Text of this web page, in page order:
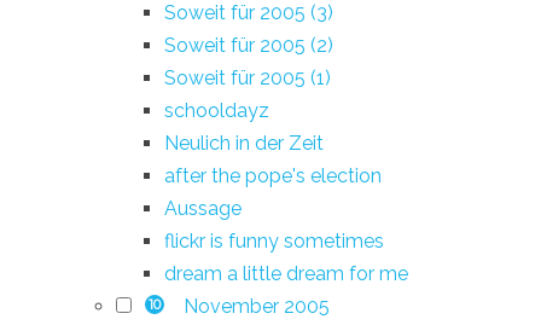
Soweit für 2005 (3)
Soweit für 2005 (2)
Soweit für 2005 (1)
schooldayz
Neulich in der Zeit
after the pope's election
Aussage
flickr is funny sometimes
dream a little dream for me
10 November 2005